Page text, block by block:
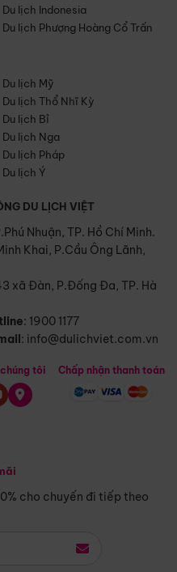
Du lịch Indonesia
Du lịch Phượng Hoàng Cổ Trấn
Du lịch Mỹ
Du lịch Thổ Nhĩ Kỳ
Du lịch Bỉ
Du lịch Nga
Du lịch Pháp
Du lịch Ý
DU LỊCH VIỆT
Nhuận, TP. Hồ Chí Minh.
Khai, P.Cầu Ông Lãnh,
xã Đàn, P.Đống Đa, TP. Hà
: 1900 1177
: info@dulichviet.com.vn
cho chuyến đi tiếp theo
tôi Chấp nhận thanh toán